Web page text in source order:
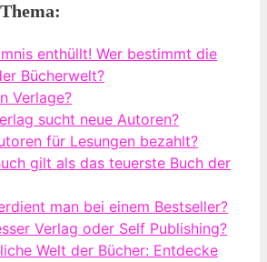
enthüllt! Wer bestimmt die
Bücherwelt?
Verlage?
sucht neue Autoren?
für Lesungen bezahlt?
gilt als das teuerste Buch der
man bei einem Bestseller?
Verlag oder Self Publishing?
Welt der Bücher: Entdecke